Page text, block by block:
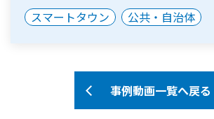
スマートタウン
公共・自治体
事例動画一覧へ戻る